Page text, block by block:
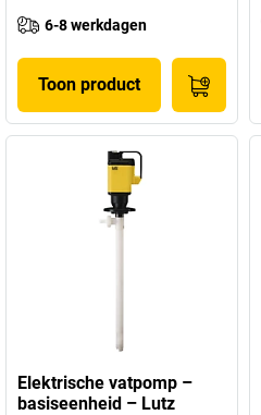
6-8 werkdagen
Toon product
Elektrische vatpomp –
basiseenheid – Lutz